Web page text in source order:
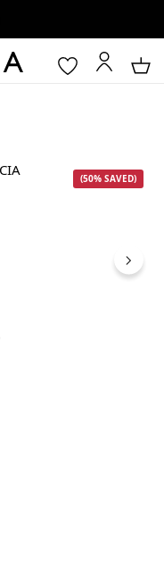
(50% SAVED)